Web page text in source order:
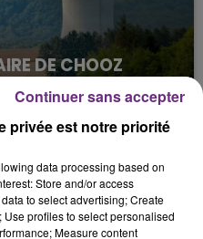
DE CHOOZ
que la centrale
l'arrêt. Une situation
qui est toujours
privée est notre priorité
data processing based on
Store and/or access
to select advertising; Create
profiles to select personalised
Measure content
Continuer sans accepter